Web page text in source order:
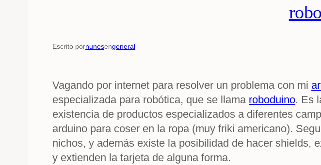
Escrito pornunesengeneral
Vagando por internet para resolver un problema con mi
especializada para robótica, que se llama roboduino. Es
existencia de productos especializados a diferentes
arduino para coser en la ropa (muy friki americano).
nichos, y además existe la posibilidad de hacer shields,
y extienden la tarjeta de alguna forma.